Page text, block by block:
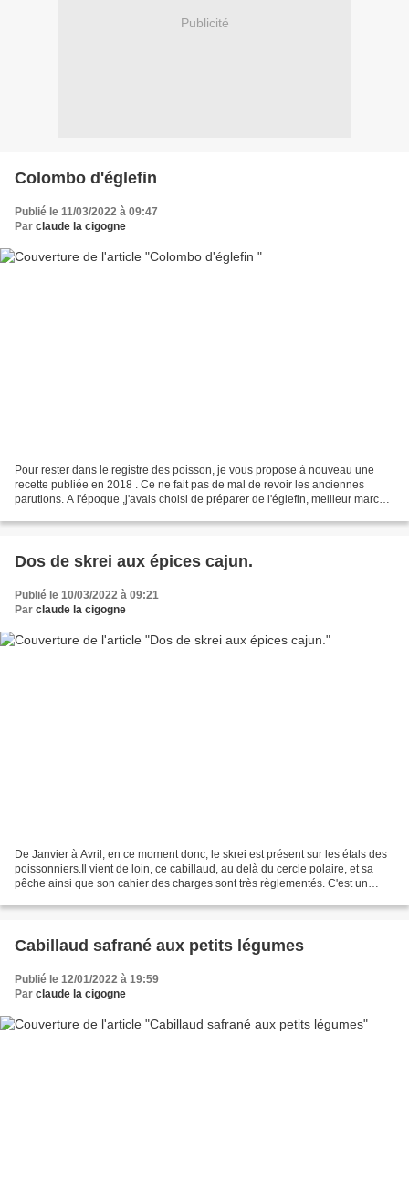
Publicité
Colombo d'églefin
Publié le 11/03/2022 à 09:47
Par claude la cigogne
Pour rester dans le registre des poisson, je vous propose à nouveau une
recette publiée en 2018 . Ce ne fait pas de mal de revoir les anciennes
parutions. A l'époque ,j'avais choisi de préparer de l'églefin, meilleur marché
Dos de skrei aux épices cajun.
Publié le 10/03/2022 à 09:21
Par claude la cigogne
De Janvier à Avril, en ce moment donc, le skrei est présent sur les étals des
poissonniers.Il vient de loin, ce cabillaud, au delà du cercle polaire, et sa
pêche ainsi que son cahier des charges sont très règlementés. C'est un
Cabillaud safrané aux petits légumes
Publié le 12/01/2022 à 19:59
Par claude la cigogne